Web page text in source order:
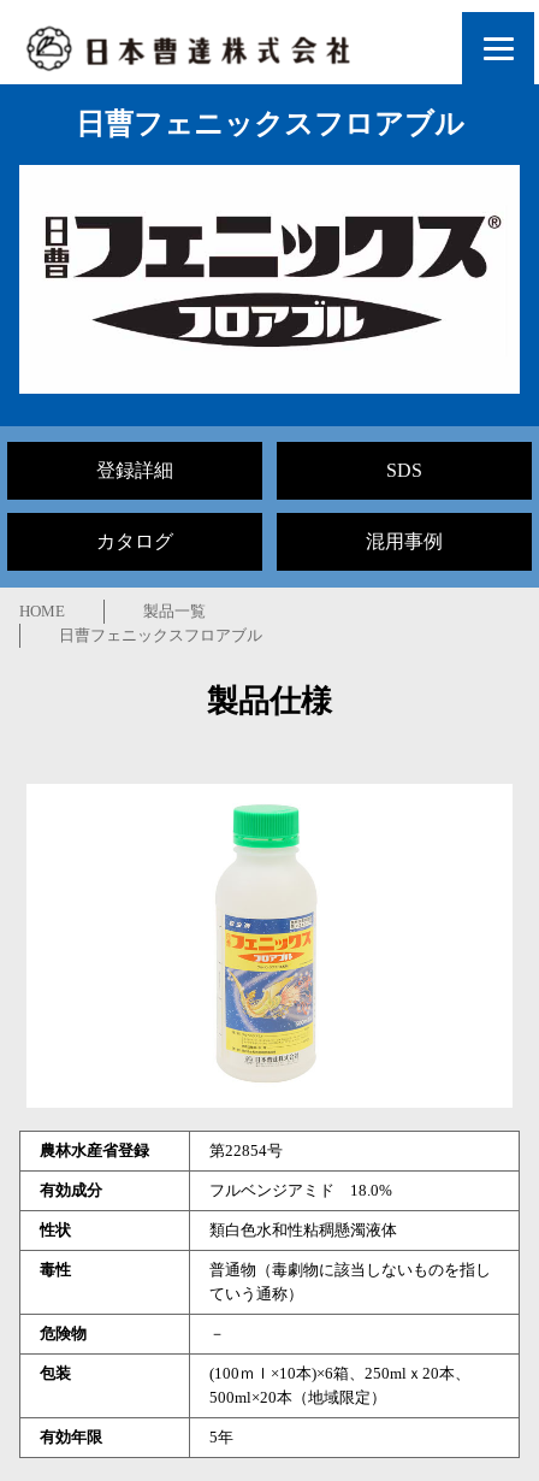
日曹フェニックスフロアブル
登録詳細 SDS
カタログ 混用事例
HOME
製品一覧
日曹フェニックスフロアブル
製品仕様
農林水産省登録 第22854号
有効成分 フルベンジアミド 18.0%
性状 類白色水和性粘稠懸濁液体
毒性
普通物（毒劇物に該当しないものを指し
ていう通称）
危険物 －
包装
(100ｍｌ×10本)×6箱、250mlｘ20本、
500ml×20本（地域限定）
有効年限 5年